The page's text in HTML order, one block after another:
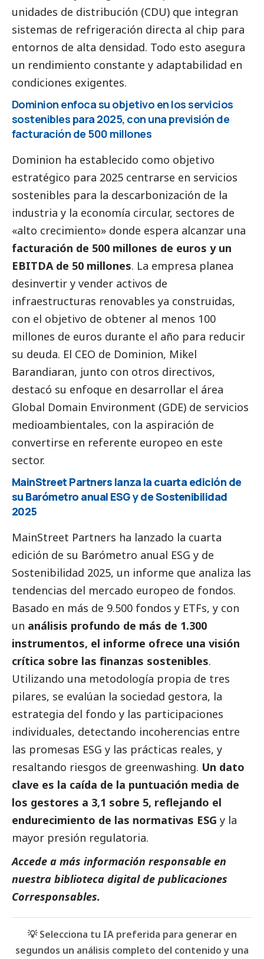
unidades de distribución (CDU) que integran
sistemas de refrigeración directa al chip para
entornos de alta densidad. Todo esto asegura
un rendimiento constante y adaptabilidad en
condiciones exigentes.
Dominion enfoca su objetivo en los servicios
sostenibles para 2025, con una previsión de
facturación de 500 millones
Dominion ha establecido como objetivo
estratégico para 2025 centrarse en servicios
sostenibles para la descarbonización de la
industria y la economía circular, sectores de
«alto crecimiento» donde espera alcanzar una
facturación de 500 millones de euros y un
EBITDA de 50 millones. La empresa planea
desinvertir y vender activos de
infraestructuras renovables ya construidas,
con el objetivo de obtener al menos 100
millones de euros durante el año para reducir
su deuda. El CEO de Dominion, Mikel
Barandiaran, junto con otros directivos,
destacó su enfoque en desarrollar el área
Global Domain Environment (GDE) de servicios
medioambientales, con la aspiración de
convertirse en referente europeo en este
sector.
MainStreet Partners lanza la cuarta edición de
su Barómetro anual ESG y de Sostenibilidad
2025
MainStreet Partners ha lanzado la cuarta
edición de su Barómetro anual ESG y de
Sostenibilidad 2025, un informe que analiza las
tendencias del mercado europeo de fondos.
Basado en más de 9.500 fondos y ETFs, y con
un análisis profundo de más de 1.300
instrumentos, el informe ofrece una visión
crítica sobre las finanzas sostenibles.
Utilizando una metodología propia de tres
pilares, se evalúan la sociedad gestora, la
estrategia del fondo y las participaciones
individuales, detectando incoherencias entre
las promesas ESG y las prácticas reales, y
resaltando riesgos de greenwashing. Un dato
clave es la caída de la puntuación media de
los gestores a 3,1 sobre 5, reflejando el
endurecimiento de las normativas ESG y la
mayor presión regulatoria.
Accede a más información responsable en
nuestra biblioteca digital de publicaciones
Corresponsables.
💡 Selecciona tu IA preferida para generar en
segundos un análisis completo del contenido y una